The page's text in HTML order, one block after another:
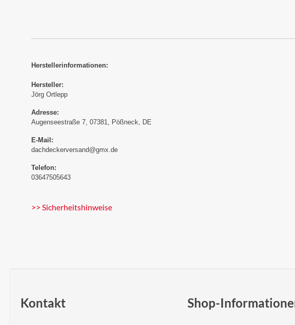
Herstellerinformationen:
Hersteller:
Jörg Ortlepp
Adresse:
Augenseestraße 7, 07381, Pößneck, DE
E-Mail:
dachdeckerversand@gmx.de
Telefon:
03647505643
>> Sicherheitshinweise
Kontakt Shop-